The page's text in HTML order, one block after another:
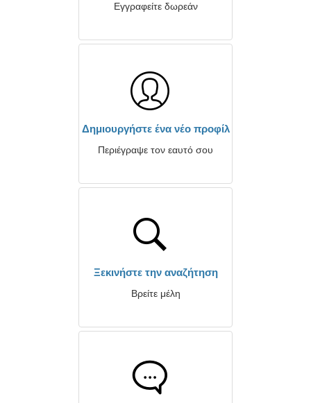
Εγγραφείτε δωρεάν
Δημιουργήστε ένα νέο προφίλ
Περιέγραψε τον εαυτό σου
Ξεκινήστε την αναζήτηση
Βρείτε μέλη